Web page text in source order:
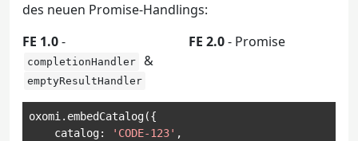
des neuen Promise-Handlings:
FE 1.0-
completionHandler &
emptyResultHandler
FE 2.0- Promise
oxomi . embedCatalog({
    catalog
: 'CODE-123' ,